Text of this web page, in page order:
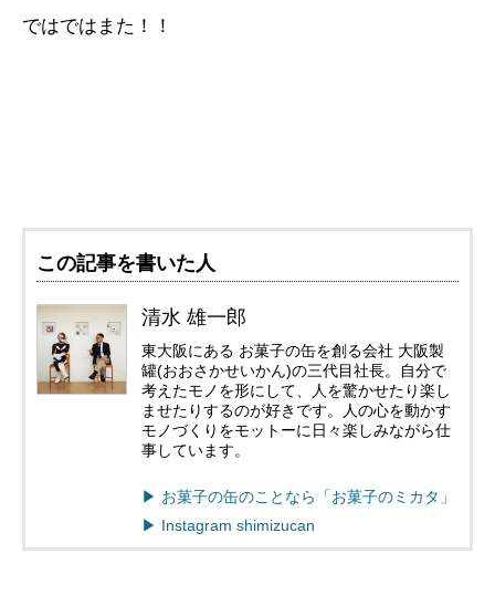
ではではまた！！
この記事を書いた人
清水 雄一郎
東大阪にある お菓子の缶を創る会社 大阪製
罐(おおさかせいかん)の三代目社長。自分で
考えたモノを形にして、人を驚かせたり楽し
ませたりするのが好きです。人の心を動かす
モノづくりをモットーに日々楽しみながら仕
事しています。
▶︎ お菓子の缶のことなら「お菓子のミカタ」
▶︎ Instagram shimizucan